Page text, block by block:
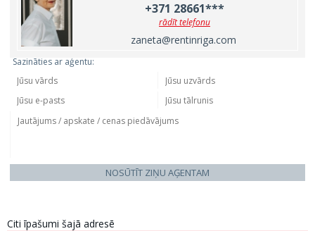
+371 28661***
rādīt telefonu
zaneta@rentinriga.com
Sazināties ar aģentu:
NOSŪTĪT ZIŅU AĢENTAM
Citi īpašumi šajā adresē